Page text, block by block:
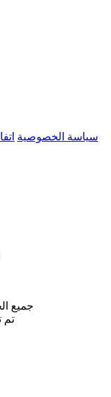
سياسة الخصوصية
جميع
تم